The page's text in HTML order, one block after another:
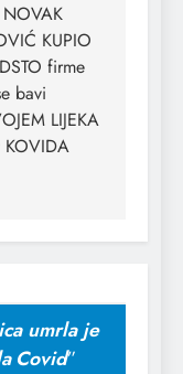
KUPIO
firme
bavi
LIJEKA
KOVIDA
umrla je
Covid”